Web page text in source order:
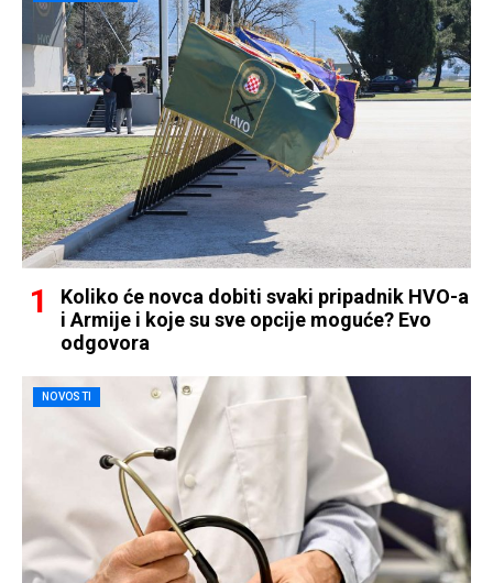
Koliko će novca dobiti svaki pripadnik HVO-a
i Armije i koje su sve opcije moguće? Evo
odgovora
NOVOSTI